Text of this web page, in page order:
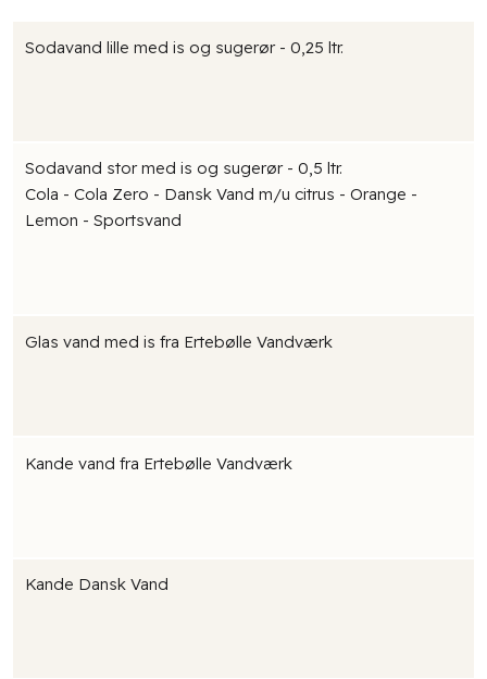
Sodavand lille med is og sugerør - 0,25 ltr.
Sodavand stor med is og sugerør - 0,5 ltr.
Cola - Cola Zero - Dansk Vand m/u citrus - Orange -
Lemon - Sportsvand
Glas vand med is fra Ertebølle Vandværk
Kande vand fra Ertebølle Vandværk
Kande Dansk Vand